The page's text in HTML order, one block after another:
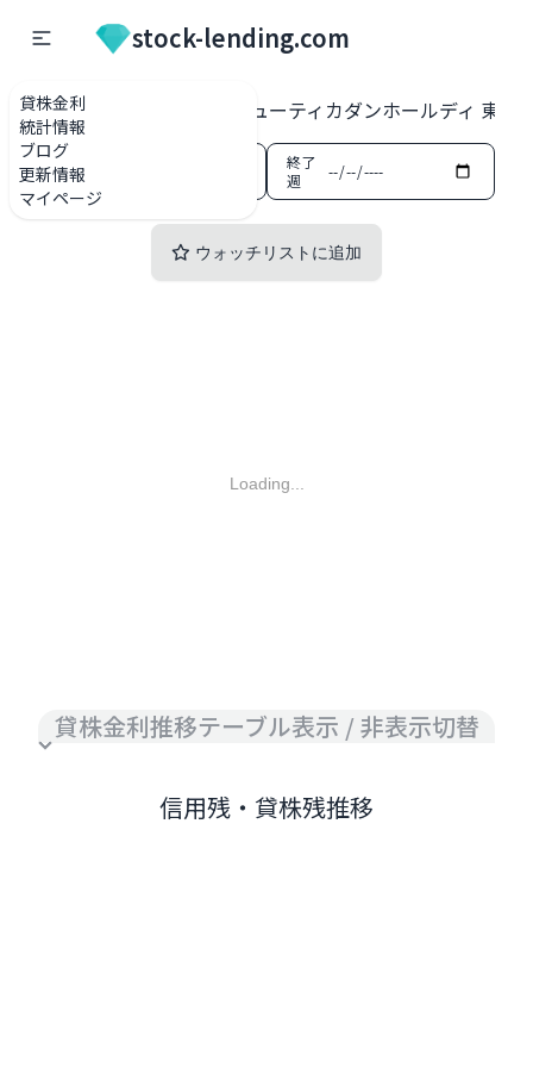
貸株金利
統計情報
ブログ
更新情報
マイページ
stock-lending.com
貸株金利一覧 3041 ビューティカダンホールディ 東証
開始
週
終了
週
ウォッチリストに追加
Loading...
貸株金利推移テーブル表示 / 非表示切替
信用残・貸株残推移